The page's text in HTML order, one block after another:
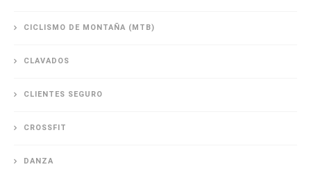
CICLISMO DE MONTAÑA (MTB)
CLAVADOS
CLIENTES SEGURO
CROSSFIT
DANZA